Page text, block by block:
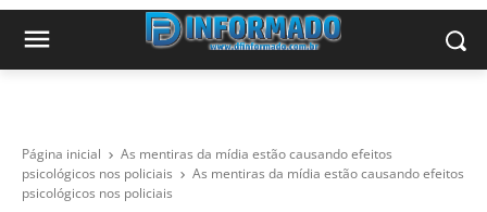
Página inicial
As mentiras da mídia estão causando efeitos
psicológicos nos policiais
As mentiras da mídia estão causando efeitos
psicológicos nos policiais